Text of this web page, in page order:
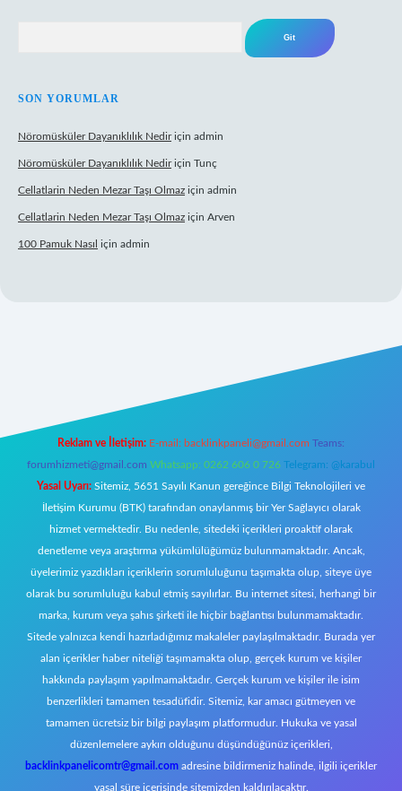
SON YORUMLAR
Nöromüsküler Dayanıklılık Nediriçin admin
Nöromüsküler Dayanıklılık Nediriçin Tunç
Cellatlarin Neden Mezar Taşı Olmaz için admin
Cellatlarin Neden Mezar Taşı Olmaz için Arven
100 Pamuk Nasıl için admin
Reklam ve İletişim: E-mail: backlinkpaneli@gmail.com Teams:
forumhizmeti@gmail.com Whatsapp: 0262 606 0 726 Telegram: @karabul
Yasal Uyarı: Sitemiz, 5651 Sayılı Kanun gereğince Bilgi Teknolojileri ve
İletişim Kurumu (BTK) tarafından onaylanmış bir Yer Sağlayıcı olarak
hizmet vermektedir. Bu nedenle, sitedeki içerikleri proaktif olarak
denetleme veya araştırma yükümlülüğümüz bulunmamaktadır. Ancak,
üyelerimiz yazdıkları içeriklerin sorumluluğunu taşımakta olup, siteye üye
olarak bu sorumluluğu kabul etmiş sayılırlar. Bu internet sitesi, herhangi bir
marka, kurum veya şahıs şirketi ile hiçbir bağlantısı bulunmamaktadır.
Sitede yalnızca kendi hazırladığımız makaleler paylaşılmaktadır. Burada yer
alan içerikler haber niteliği taşımamakta olup, gerçek kurum ve kişiler
hakkında paylaşım yapılmamaktadır. Gerçek kurum ve kişiler ile isim
benzerlikleri tamamen tesadüfidir. Sitemiz, kar amacı gütmeyen ve
tamamen ücretsiz bir bilgi paylaşım platformudur. Hukuka ve yasal
düzenlemelere aykırı olduğunu düşündüğünüz içerikleri,
backlinkpanelicomtr@gmail.com adresine bildirmeniz halinde, ilgili içerikler
yasal süre içerisinde sitemizden kaldırılacaktır.